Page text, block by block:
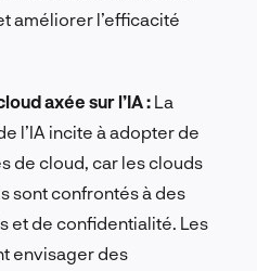
améliorer l’efficacité
axée sur l’IA : La
l’IA incite à adopter de
de cloud, car les clouds
sont confrontés à des
et de confidentialité. Les
envisager des